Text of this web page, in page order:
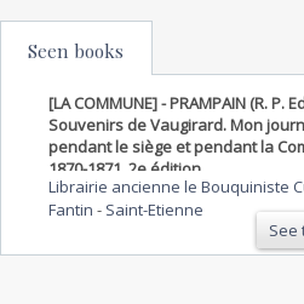
Seen books
[LA COMMUNE] - PRAMPAIN (R. P.
Souvenirs de Vaugirard. Mon
pendant le siège et pendant la
1870-1871. 2e édition.
Librairie ancienne le Bouquiniste
Fantin - Saint-Etienne
See